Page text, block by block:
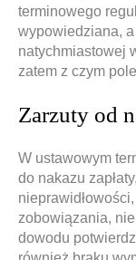
terminowego
wypowiedziana,
natychmiastowej
zatem z czym
Zarzuty od
W ustawowym
do nakazu
zobowiązania,
dowodu